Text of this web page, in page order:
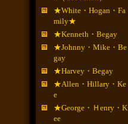
★White・Hogan・Fa
mily★
★Kenneth・Begay
★Johnny・Mike・Be
gay
★Harvey・Begay
★Allen・Hillary・Ke
e
★George・Ｈenry・K
ee